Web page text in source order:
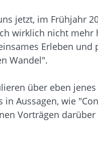
jetzt, im Frühjahr
wirklich nicht
Erleben
Wandel".
über eben
Aussagen, wie
Vorträgen